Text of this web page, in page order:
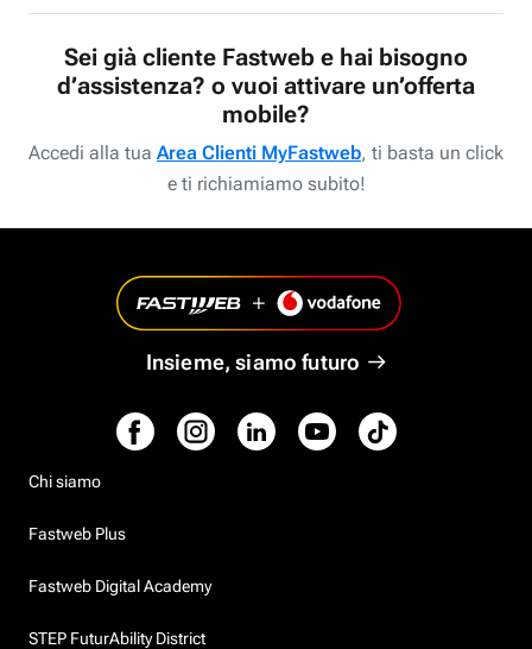
Sei già cliente Fastweb e hai bisogno
d’assistenza? o vuoi attivare un’offerta
mobile?
Accedi alla tua Area Clienti MyFastweb, ti basta un click
e ti richiamiamo subito!
Insieme, siamo futuro
Chi siamo
Fastweb Plus
Fastweb Digital Academy
STEP FuturAbility District